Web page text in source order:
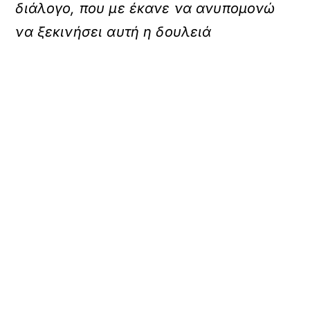
διάλογο, που με έκανε να ανυπομονώ
να ξεκινήσει αυτή η δουλειά